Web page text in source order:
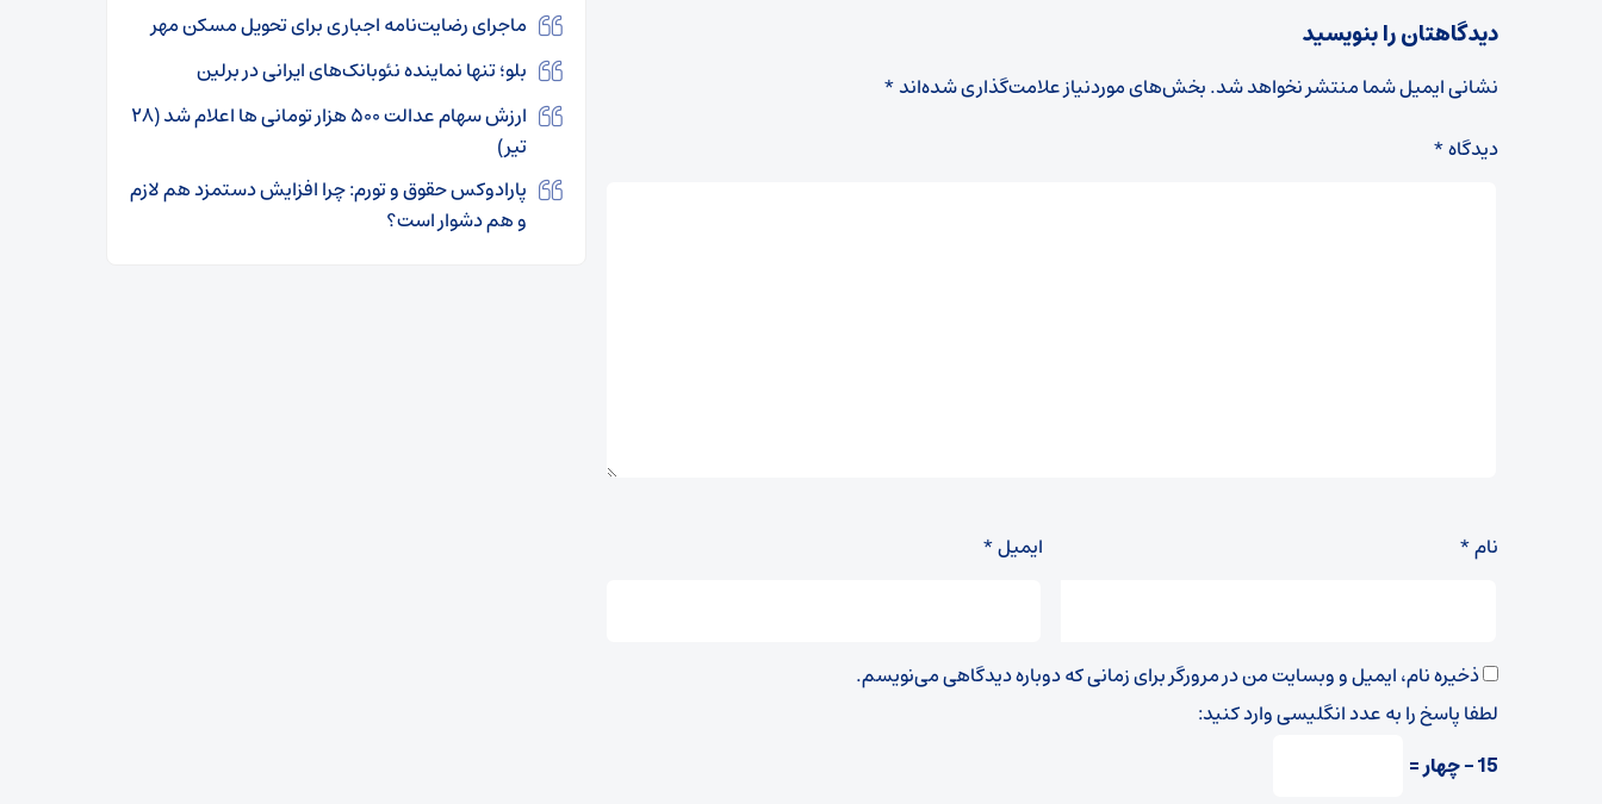
دیدگاهتان را بنویسید
نشانی ایمیل شما منتشر نخواهد شد.بخش‌های موردنیاز علامت‌گذاری شده‌اند*
دیدگاه*
نام* ایمیل*
ذخیره نام، ایمیل و وبسایت من در مرورگر برای زمانی که دوباره دیدگاهی می‌نویسم.
لطفا پاسخ را به عدد انگلیسی وارد کنید:
15 − چهار =
ماجرای رضایت‌نامه اجباری برای تحویل مسکن مهر
بلو؛ تنها نماینده نئوبانک‌های ایرانی در برلین
ارزش سهام عدالت ۵۰۰ هزار تومانی ها اعلام شد (۲۸
تیر)
پارادوکس حقوق و تورم: چرا افزایش دستمزد هم لازم
و هم دشوار است؟